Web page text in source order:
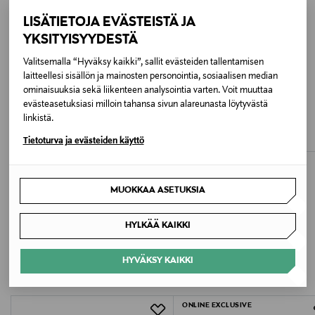
LISÄTIETOJA EVÄSTEISTÄ JA
YKSITYISYYDESTÄ
Valitsemalla “Hyväksy kaikki”, sallit evästeiden tallentamisen
laitteellesi sisällön ja mainosten personointia, sosiaalisen median
ominaisuuksia sekä liikenteen analysointia varten. Voit muuttaa
evästeasetuksiasi milloin tahansa sivun alareunasta löytyvästä
linkistä.
Tietoturva ja evästeiden käyttö
MUOKKAA ASETUKSIA
HYLKÄÄ KAIKKI
HYVÄKSY KAIKKI
saattaa hetken punoittaa tai nipistellä. Muistathan
suojata ihosi auringolta AHA:n jälkeen!
Pakkauskoko
100 ml
Ominaisuus
Sertifioitu luonnonkosmetiikka, Vegaaninen
Ihotyyppi
Normaali ja sekaiho, Rasvainen iho
Tuotesarja
Väri
FRANTSILA
Rose Facial Tonic -kasvovesi 100 ml
EVOLVE
LISÄÄ KIINNOSTAVIA
TUOTTEITA
ONLINE EXCLUSIVE